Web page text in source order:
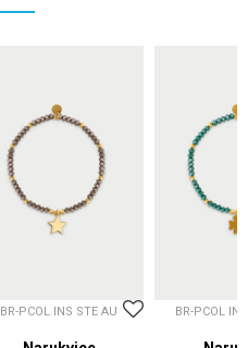
BR-PCOL INS STE AU BR-PCOL